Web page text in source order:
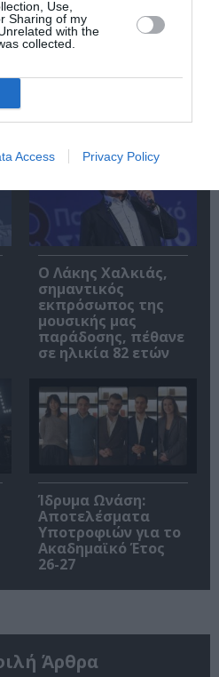
Use,
Sharing of my
with the
collected.
Access Privacy Policy
το Culturenow.gr
Άρθρα
Ο Λάκης Χαλκιάς,
σημαντικός
εκπρόσωπος της
μουσικής μας
παράδοσης, πέθανε
σε ηλικία 82 ετών
Ίδρυμα Ωνάση:
Αποτελέσματα
Υποτροφιών για το
Ακαδημαϊκό Έτος
26-27
Άρθρα